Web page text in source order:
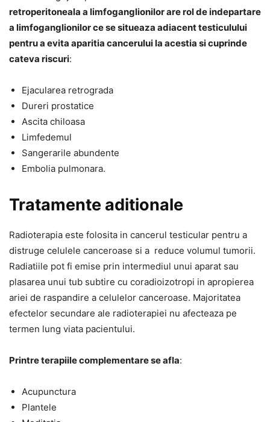
retroperitoneala a limfoganglionilor are rol de indepartare
a limfoganglionilor ce se situeaza adiacent testiculului
pentru a evita aparitia cancerului la acestia si cuprinde
cateva riscuri:
Ejacularea retrograda
Dureri prostatice
Ascita chiloasa
Limfedemul
Sangerarile abundente
Embolia pulmonara.
Tratamente aditionale
Radioterapia este folosita in cancerul testicular pentru a
distruge celulele canceroase si a reduce volumul tumorii.
Radiatiile pot fi emise prin intermediul unui aparat sau
plasarea unui tub subtire cu coradioizotropi in apropierea
ariei de raspandire a celulelor canceroase. Majoritatea
efectelor secundare ale radioterapiei nu afecteaza pe
termen lung viata pacientului.
Printre terapiile complementare se afla:
Acupunctura
Plantele